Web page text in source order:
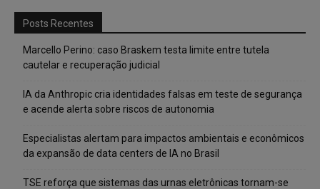
Posts Recentes
Marcello Perino: caso Braskem testa limite entre tutela
cautelar e recuperação judicial
IA da Anthropic cria identidades falsas em teste de segurança
e acende alerta sobre riscos de autonomia
Especialistas alertam para impactos ambientais e econômicos
da expansão de data centers de IA no Brasil
TSE reforça que sistemas das urnas eletrônicas tornam-se